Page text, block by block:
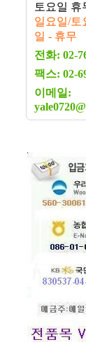
토요일 휴
일요일/토
일 - 휴무
전화: 02-
팩스: 02-
이메일: